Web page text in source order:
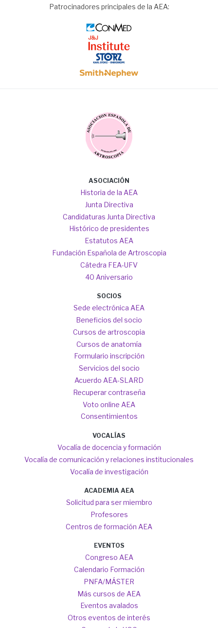
Patrocinadores principales de la AEA:
Image
Image
Image
Image
Image
ASOCIACIÓN
Historia de la AEA
Junta Directiva
Candidaturas Junta Directiva
Histórico de presidentes
Estatutos AEA
Fundación Española de Artroscopia
Cátedra FEA-UFV
40 Aniversario
SOCIOS
Sede electrónica AEA
Beneficios del socio
Cursos de artroscopia
Cursos de anatomía
Formulario inscripción
Servicios del socio
Acuerdo AEA-SLARD
Recuperar contraseña
Voto online AEA
Consentimientos
VOCALÍAS
Vocalía de docencia y formación
Vocalía de comunicación y relaciones institucionales
Vocalía de investigación
ACADEMIA AEA
Solicitud para ser miembro
Profesores
Centros de formación AEA
EVENTOS
Congreso AEA
Calendario Formación
PNFA/MÁSTER
Más cursos de AEA
Eventos avalados
Otros eventos de interés